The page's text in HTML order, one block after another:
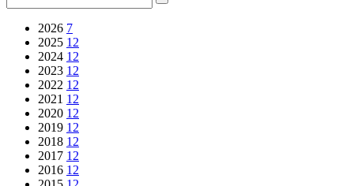
2026 7
2025 12
2024 12
2023 12
2022 12
2021 12
2020 12
2019 12
2018 12
2017 12
2016 12